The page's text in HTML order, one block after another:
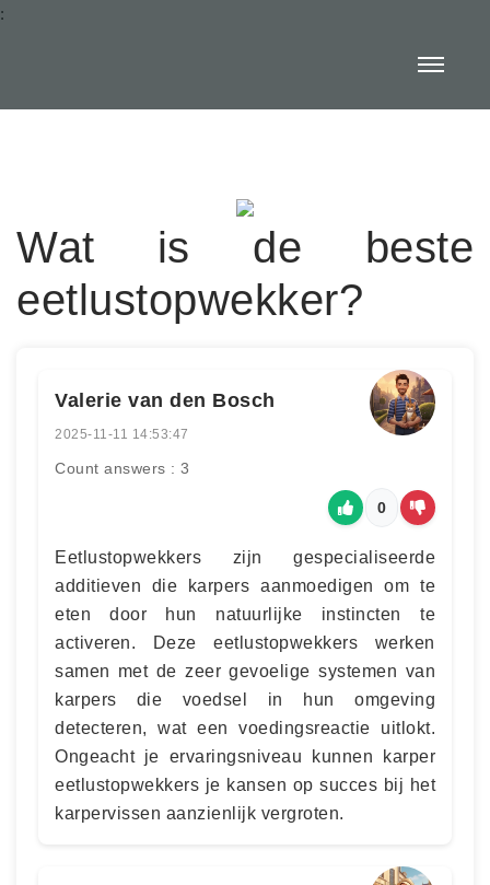
:
Wat is de beste
eetlustopwekker?
Valerie van den Bosch
2025-11-11 14:53:47
Count answers : 3
0
Eetlustopwekkers zijn gespecialiseerde
additieven die karpers aanmoedigen om te
eten door hun natuurlijke instincten te
activeren. Deze eetlustopwekkers werken
samen met de zeer gevoelige systemen van
karpers die voedsel in hun omgeving
detecteren, wat een voedingsreactie uitlokt.
Ongeacht je ervaringsniveau kunnen karper
eetlustopwekkers je kansen op succes bij het
karpervissen aanzienlijk vergroten.